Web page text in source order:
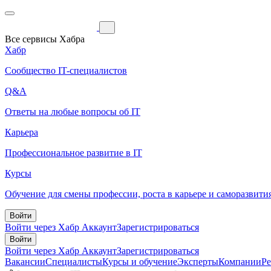
Все сервисы Хабра
Хабр
Сообщество IT-специалистов
Q&A
Ответы на любые вопросы об IT
Карьера
Профессиональное развитие в IT
Курсы
Обучение для смены профессии, роста в карьере и
Войти
Войти через Хабр АккаунтЗарегистрироваться
Войти
Войти через Хабр АккаунтЗарегистрироваться
ВакансииСпециалистыКурсы и обучениеЭкспертыКомпании